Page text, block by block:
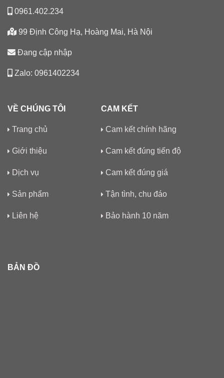
0961.402.234
99 Định Công Hạ, Hoàng Mai, Hà Nội
Đang cập nhập
Zalo: 0961402234
VỀ CHÚNG TÔI
Trang chủ
Giới thiệu
Dịch vụ
Sản phẩm
Liên hệ
CAM KẾT
Cam kết chính hãng
Cam kết đúng tiến độ
Cam kết đúng giá
Tận tình, chu đáo
Bảo hành 10 năm
BẢN ĐỒ